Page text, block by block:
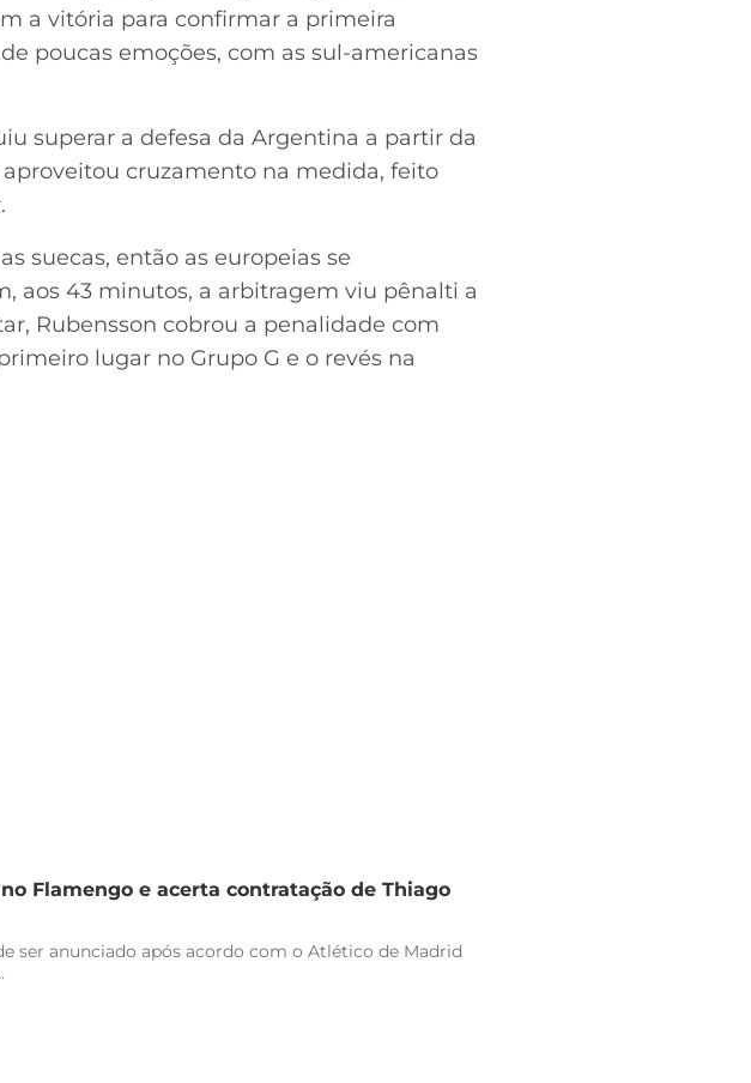
a vitória para confirmar a primeira
poucas emoções, com as sul-americanas
superar a defesa da Argentina a partir da
cruzamento na medida, feito
suecas, então as europeias se
aos 43 minutos, a arbitragem viu pênalti a
Rubensson cobrou a penalidade com
lugar no Grupo G e o revés na
Flamengo e acerta contratação de Thiago
ser anunciado após acordo com o Atlético de Madrid